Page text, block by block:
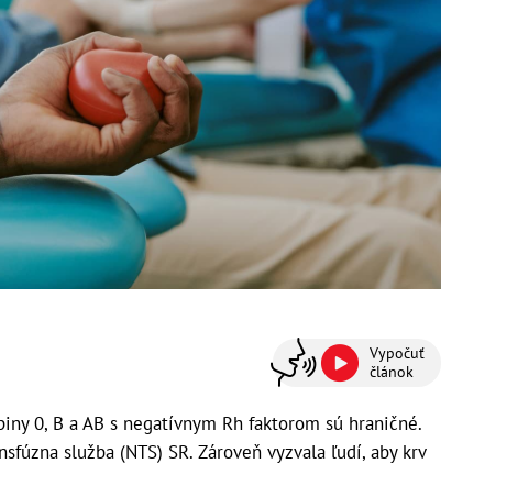
Vypočuť
článok
0, B a AB s negatívnym Rh faktorom sú hraničné.
služba (NTS) SR. Zároveň vyzvala ľudí, aby krv